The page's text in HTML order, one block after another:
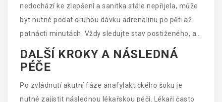
správně používat aplikátor.
nedochází ke zlepšení a sanitka stále nepřijela, může
být nutné podat druhou dávku adrenalinu po pěti až
patnácti minutách. Vždy sledujte stav postiženého, a
pokud se stav zhoršuje, buďte připraveni na
resuscitaci.
DALŠÍ KROKY A NÁSLEDNÁ
PÉČE
Po zvládnutí akutní fáze anafylaktického šoku je
nutné zajistit následnou lékařskou péči. Lékaři často